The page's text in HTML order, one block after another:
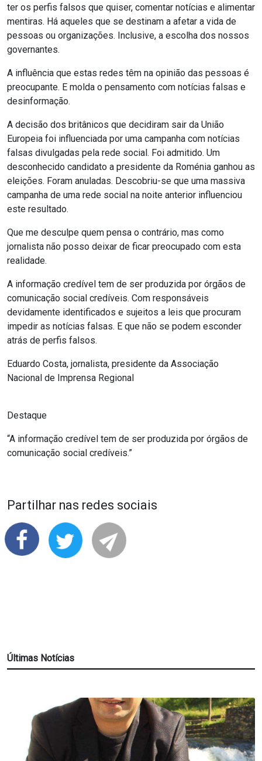
ter os perfis falsos que quiser, comentar notícias e alimentar
mentiras. Há aqueles que se destinam a afetar a vida de
pessoas ou organizações. Inclusive, a escolha dos nossos
governantes.
A influência que estas redes têm na opinião das pessoas é
preocupante. E molda o pensamento com notícias falsas e
desinformação.
A decisão dos britânicos que decidiram sair da União
Europeia foi influenciada por uma campanha com notícias
falsas divulgadas pela rede social. Foi admitido. Um
desconhecido candidato a presidente da Roménia ganhou as
eleições. Foram anuladas. Descobriu-se que uma massiva
campanha de uma rede social na noite anterior influenciou
este resultado.
Que me desculpe quem pensa o contrário, mas como
jornalista não posso deixar de ficar preocupado com esta
realidade.
A informação credível tem de ser produzida por órgãos de
comunicação social credíveis. Com responsáveis
devidamente identificados e sujeitos a leis que procuram
impedir as notícias falsas. E que não se podem esconder
atrás de perfis falsos.
Eduardo Costa, jornalista, presidente da Associação
Nacional de Imprensa Regional
Destaque
“A informação credível tem de ser produzida por órgãos de
comunicação social credíveis.”
Partilhar nas redes sociais
Últimas Notícias